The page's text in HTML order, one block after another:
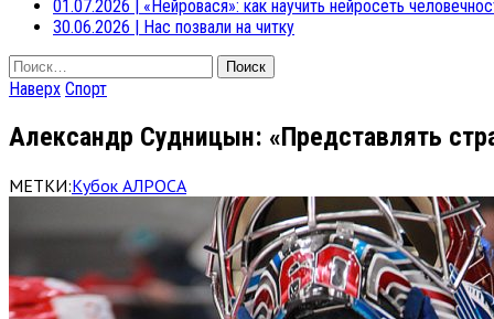
01.07.2026
«Нейровася»: как научить нейросеть
30.06.2026 | Нас позвали на читку
Найти:
Наверх Спорт
Александр Судницын: «Представлять
МЕТКИ:Кубок АЛРОСА